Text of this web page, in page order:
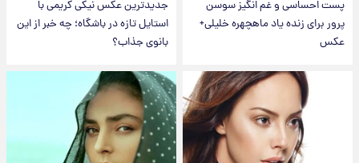
پست احساسی و غم انگیز سوسن
پرور برای زنده یاد ماهچهره خلیلی+
عکس
جدیدترین عکس نیکی کریمی با
استایل تازه در باشگاه؛ چه خبر از این
بانوی جذاب؟